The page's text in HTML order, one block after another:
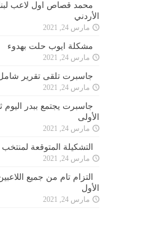
محمد قصاص اول لاعب
الأردني
مارس 24, 2021
مشكلة ايوب حلت بهدوء
مارس 24, 2021
جاسبرت تلقى تقرير
مارس 24, 2021
جاسبرت يجتمع ببدر اليوم
الأولى
مارس 24, 2021
التشكيلة المتوقعة
مارس 24, 2021
التزام تام من جميع
الأول
مارس 24, 2021